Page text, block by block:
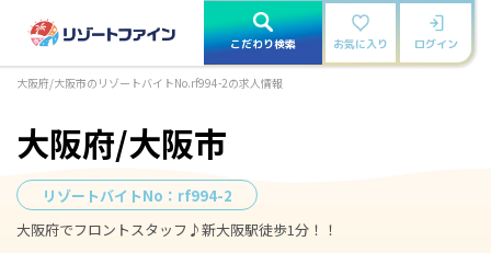
こだわり検索 お気に入り ログイン
大阪府/大阪市のリゾートバイトNo.rf994-2の求人情報
大阪府/大阪市
リゾートバイトNo： rf994-2
大阪府でフロントスタッフ♪新大阪駅徒歩1分！！